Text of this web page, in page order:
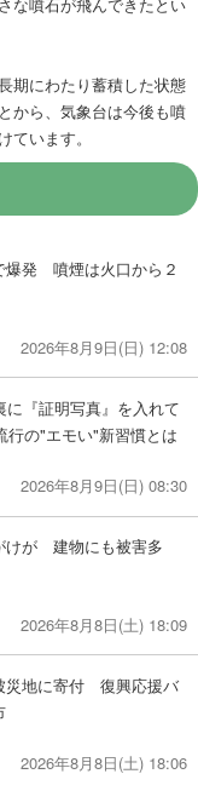
期にわたり蓄積した状態
から、気象台は今後も噴
います。
爆発 噴煙は火口から２
2026年8月9日(日) 12:08
に『証明写真』を入れて
の"エモい"新習慣とは
2026年8月9日(日) 08:30
が 建物にも被害多
2026年8月8日(土) 18:09
災地に寄付 復興応援バ
2026年8月8日(土) 18:06